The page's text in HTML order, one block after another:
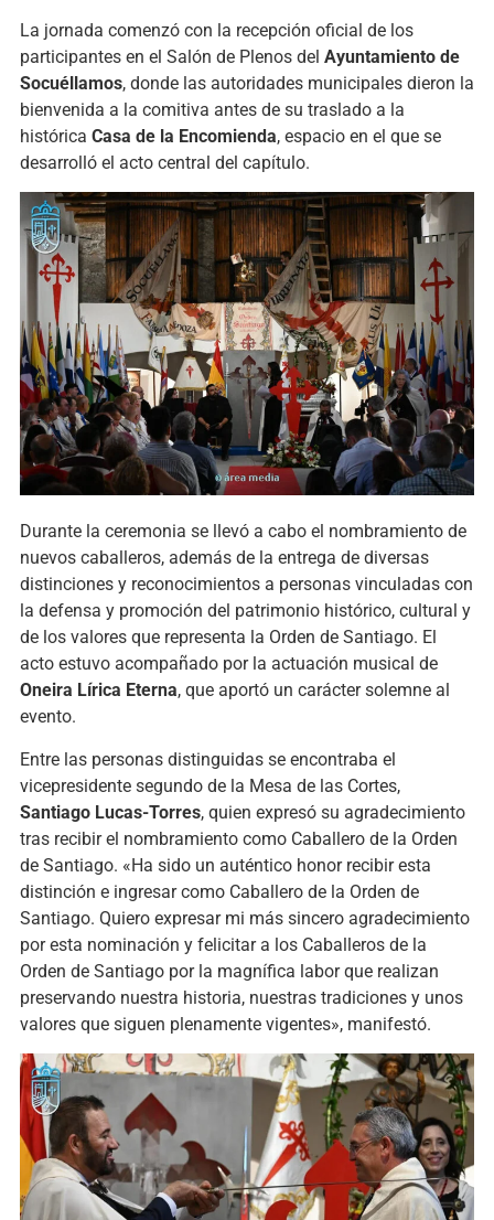
La jornada comenzó con la recepción oficial de los
participantes en el Salón de Plenos del Ayuntamiento de
Socuéllamos, donde las autoridades municipales dieron la
bienvenida a la comitiva antes de su traslado a la
histórica Casa de la Encomienda, espacio en el que se
desarrolló el acto central del capítulo.
Durante la ceremonia se llevó a cabo el nombramiento de
nuevos caballeros, además de la entrega de diversas
distinciones y reconocimientos a personas vinculadas con
la defensa y promoción del patrimonio histórico, cultural y
de los valores que representa la Orden de Santiago. El
acto estuvo acompañado por la actuación musical de
Oneira Lírica Eterna, que aportó un carácter solemne al
evento.
Entre las personas distinguidas se encontraba el
vicepresidente segundo de la Mesa de las Cortes,
Santiago Lucas-Torres, quien expresó su agradecimiento
tras recibir el nombramiento como Caballero de la Orden
de Santiago. «Ha sido un auténtico honor recibir esta
distinción e ingresar como Caballero de la Orden de
Santiago. Quiero expresar mi más sincero agradecimiento
por esta nominación y felicitar a los Caballeros de la
Orden de Santiago por la magnífica labor que realizan
preservando nuestra historia, nuestras tradiciones y unos
valores que siguen plenamente vigentes», manifestó.